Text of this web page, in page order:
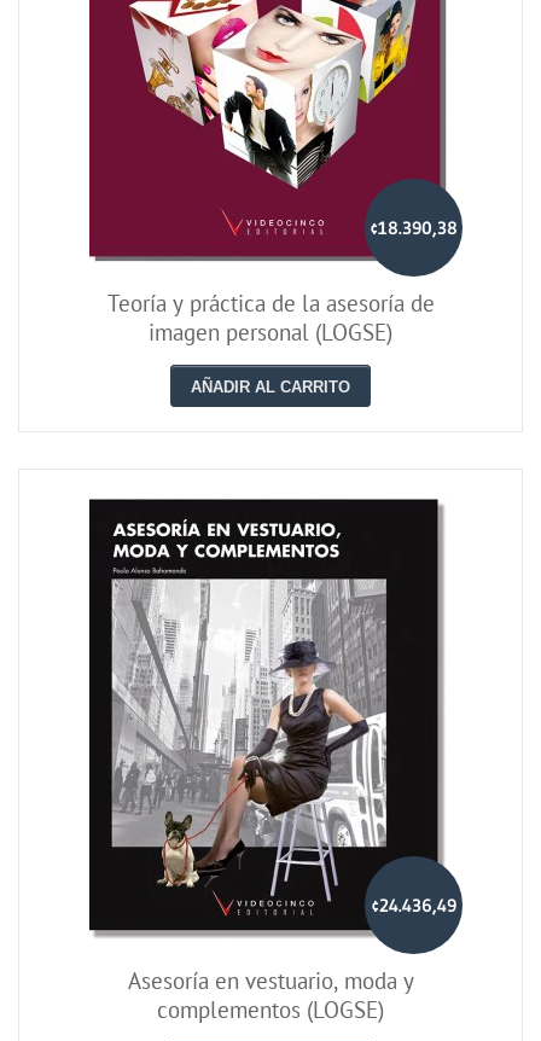
¢18.390,38
Teoría y práctica de la asesoría de
imagen personal (LOGSE)
AÑADIR AL CARRITO
¢24.436,49
Asesoría en vestuario, moda y
complementos (LOGSE)